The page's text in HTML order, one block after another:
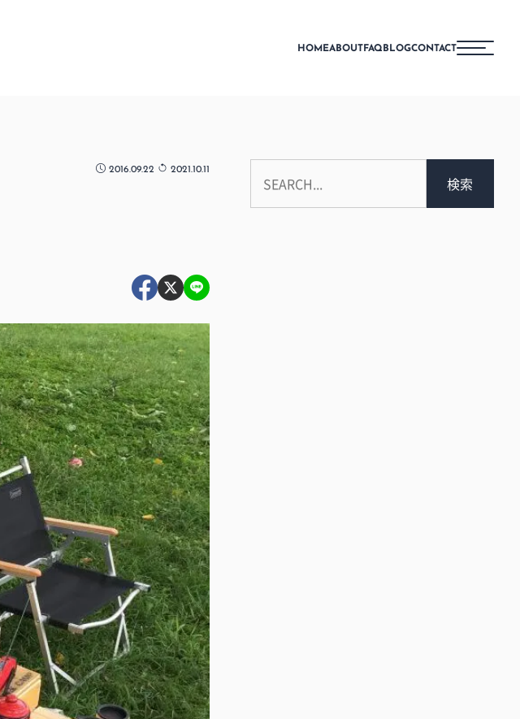
HOMEABOUTFAQBLOGCONTACT
2016.09.22 2021.10.11
検索